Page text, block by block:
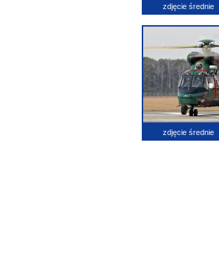
zdjęcie średnie
zdjęcie średnie